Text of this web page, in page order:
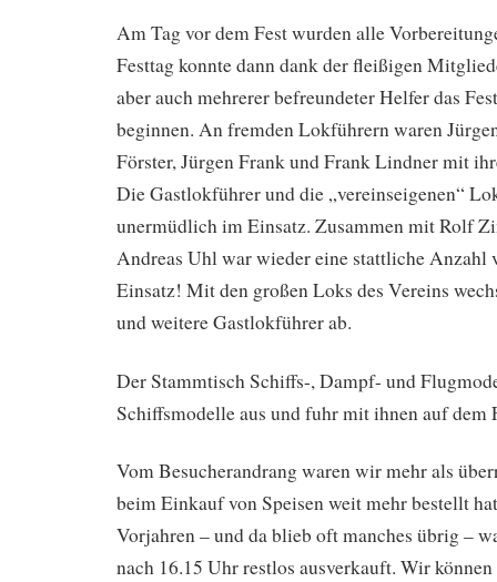
Am Tag vor dem Fest wurden alle
Festtag konnte dann dank der fleißigen
aber auch mehrerer befreundeter Helfer das
beginnen. An fremden Lokführern waren
Förster, Jürgen Frank und Frank Lind­ner mit
Die Gastlokführer und die „vereinseigenen“
unermüdlich im Einsatz. Zu­sammen mit Rolf
Andreas Uhl war wieder eine stattliche Anzahl
Einsatz! Mit den großen Loks des Vereins
und weitere Gastlokführer ab.
Der Stammtisch Schiffs-, Dampf- und
Schiffsmodelle aus und fuhr mit ihnen auf dem
Vom Besucherandrang waren wir mehr als
beim Einkauf von Speisen weit mehr bestellt
Vorjahren – und da blieb oft manches übrig –
nach 16.15 Uhr restlos ausverkauft. Wir